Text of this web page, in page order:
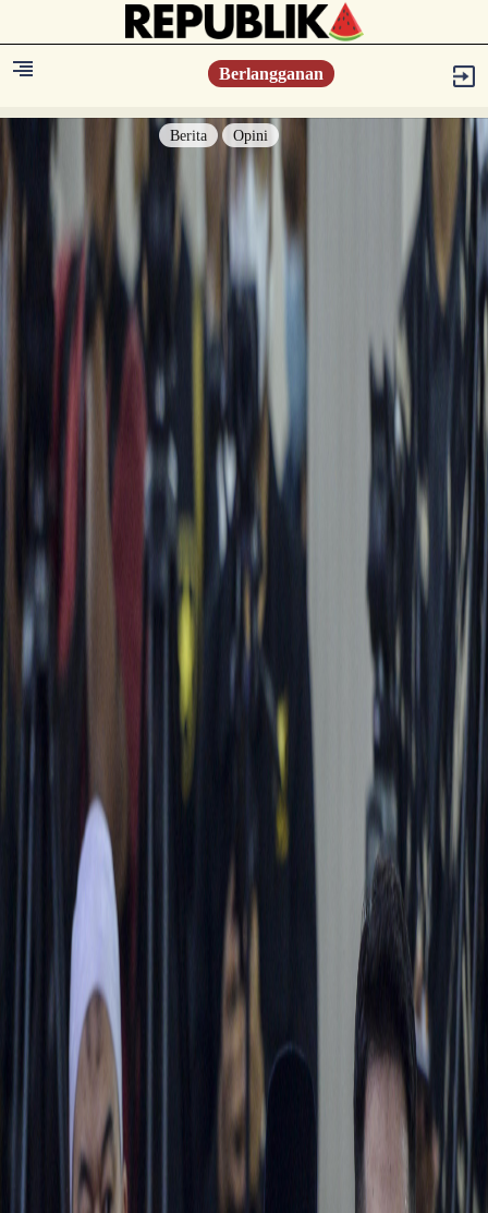
Berlangganan
Berita Opini
Berita
Islam Digest
Hikmah
Konsultasi Syariah
Resonansi
Sastra
Literasi Umat